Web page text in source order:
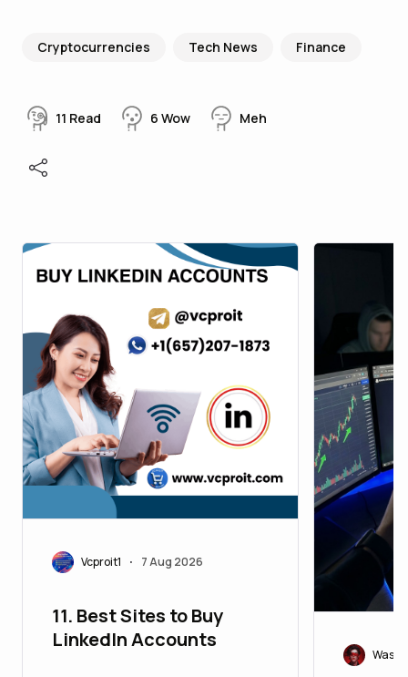
Cryptocurrencies Tech News Finance
11 Read 6 Wow Meh
Vcproit1 • 7 Aug 2026
11. Best Sites to Buy
LinkedIn Accounts
Wasif